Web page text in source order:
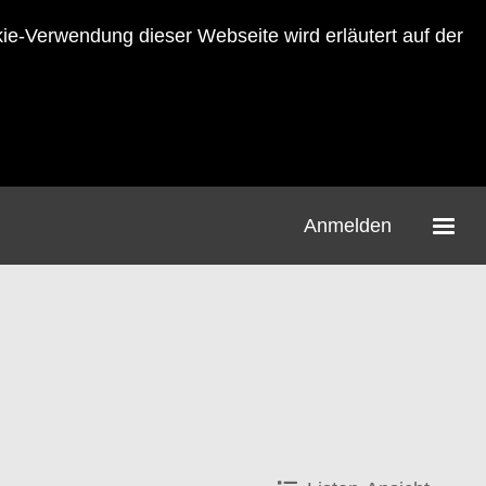
Verwendung dieser Webseite wird erläutert auf der
Anmelden